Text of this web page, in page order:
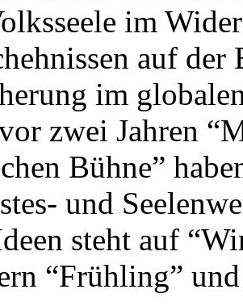
im
auf
im
zwei Jahren
Bühne”
und
steht auf
“Frühling”